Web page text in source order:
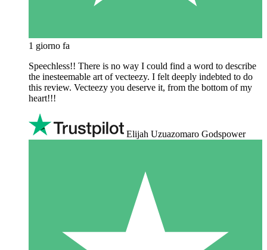
1 giorno fa
Speechless!! There is no way I could find a word to describe
the inesteemable art of vecteezy. I felt deeply indebted to do
this review. Vecteezy you deserve it, from the bottom of my
heart!!!
Elijah Uzuazomaro Godspower